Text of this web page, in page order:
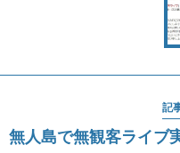
記
無人島で無観客ライ